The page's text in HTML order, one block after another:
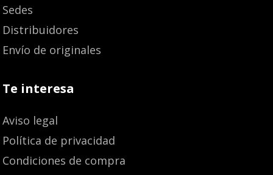
Sedes
Distribuidores
Envío de originales
Te interesa
Aviso legal
Política de privacidad
Condiciones de compra